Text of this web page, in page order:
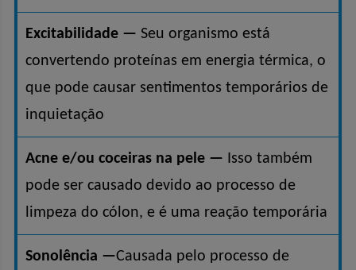
Excitabilidade — Seu organismo está
convertendo proteínas em energia térmica, o
que pode causar sentimentos temporários de
inquietação
Acne e/ou coceiras na pele — Isso também
pode ser causado devido ao processo de
limpeza do cólon, e é uma reação temporária
Sonolência —Causada pelo processo de